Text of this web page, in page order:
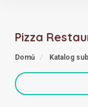
Pizza
Domů Katalog